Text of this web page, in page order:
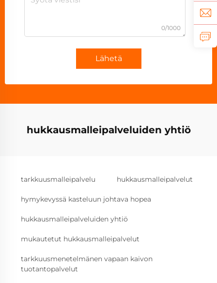
0/1000
Lähetä
hukkausmalleipalveluiden yhtiö
tarkkuusmalleipalvelu hukkausmalleipalvelut
hymykevyssä kasteluun johtava hopea
hukkausmalleipalveluiden yhtiö
mukautetut hukkausmalleipalvelut
tarkkuusmenetelmänen vapaan kaivon
tuotantopalvelut